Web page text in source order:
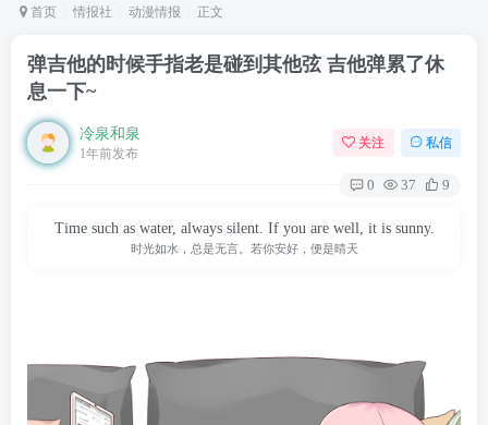
首页 情报社 动漫情报 正文
弹吉他的时候手指老是碰到其他弦 吉他弹累了休
息一下~
冷泉和泉
1年前发布
关注 私信
0 37 9
Time such as water, always silent. If you are well, it is sunny.
时光如水，总是无言。若你安好，便是晴天